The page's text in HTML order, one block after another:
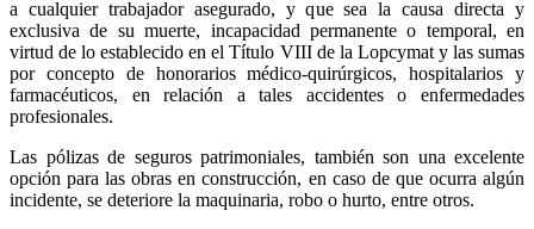
a cualquier trabajador asegurado, y que sea la causa directa y
exclusiva de su muerte, incapacidad permanente o temporal, en
virtud de lo establecido en el Título VIII de la Lopcymat y las sumas
por concepto de honorarios médico-quirúrgicos, hospitalarios y
farmacéuticos, en relación a tales accidentes o enfermedades
profesionales.
Las pólizas de seguros patrimoniales, también son una excelente
opción para las obras en construcción, en caso de que ocurra algún
incidente, se deteriore la maquinaria, robo o hurto, entre otros.